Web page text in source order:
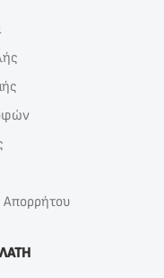
Απορρήτου